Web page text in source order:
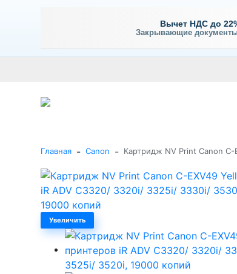
Вычет НДС до
Закрывающие
Главная - Canon - Картридж NV Print Canon
Увеличить